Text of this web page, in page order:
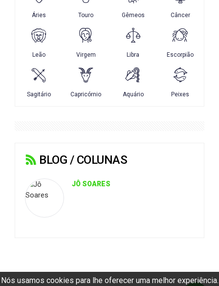
Nós usamos cookies para lhe oferecer uma melhor experiência.
BLOG / COLUNAS
JÔ SOARES